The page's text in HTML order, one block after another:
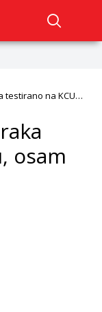
testirano na KCUS-
osam